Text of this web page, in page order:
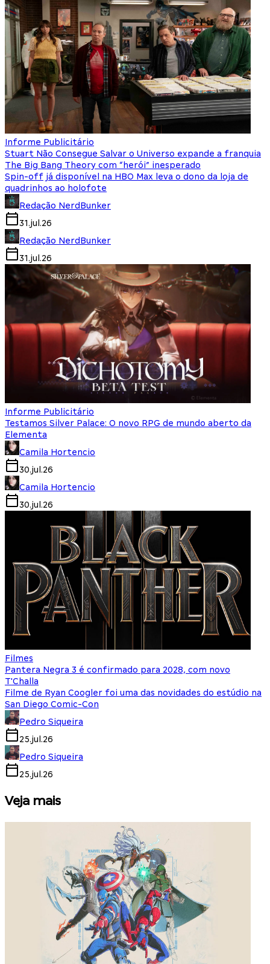
Informe Publicitário
Stuart Não Consegue Salvar o Universo expande a franquia
The Big Bang Theory com “herói” inesperado
Spin-off já disponível na HBO Max leva o dono da loja de
quadrinhos ao holofote
Redação NerdBunker
31.jul.26
Redação NerdBunker
31.jul.26
Informe Publicitário
Testamos Silver Palace: O novo RPG de mundo aberto da
Elementa
Camila Hortencio
30.jul.26
Camila Hortencio
30.jul.26
Filmes
Pantera Negra 3 é confirmado para 2028, com novo
T'Challa
Filme de Ryan Coogler foi uma das novidades do estúdio na
San Diego Comic-Con
Pedro Siqueira
25.jul.26
Pedro Siqueira
25.jul.26
Veja mais